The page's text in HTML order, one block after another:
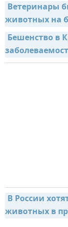
Ветеринары
животных на
Бешенство в
В России
животных в